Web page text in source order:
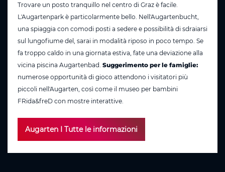
Trovare un posto tranquillo nel centro di Graz è facile.
L'Augartenpark è particolarmente bello. Nell'Augartenbucht,
una spiaggia con comodi posti a sedere e possibilità di sdraiarsi
sul lungofiume del, sarai in modalità riposo in poco tempo. Se
fa troppo caldo in una giornata estiva, fate una deviazione alla
vicina piscina Augartenbad. Suggerimento per le famiglie:
numerose opportunità di gioco attendono i visitatori più
piccoli nell'Augarten, così come il museo per bambini
FRida&freD con mostre interattive.
Augarten I Tutte le informazioni